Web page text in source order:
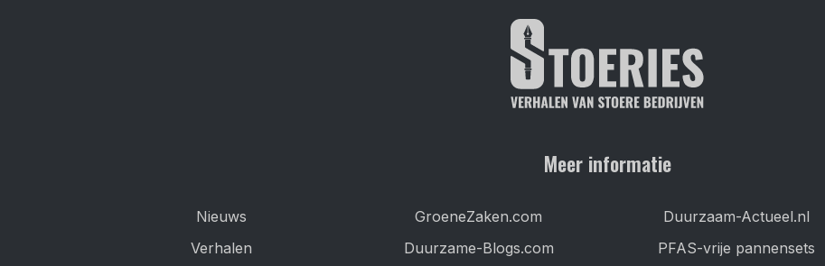
Meer informatie
Nieuws
Verhalen
GroeneZaken.com
Duurzame-Blogs.com
Duurzaam-Actueel.nl
PFAS-vrije pannensets